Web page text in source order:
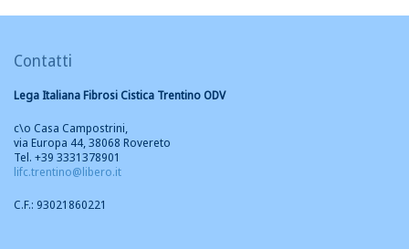
Contatti
Lega Italiana Fibrosi Cistica Trentino ODV
c\o Casa Campostrini,
via Europa 44, 38068 Rovereto
Tel. +39 3331378901
lifc.trentino@libero.it
C.F.: 93021860221